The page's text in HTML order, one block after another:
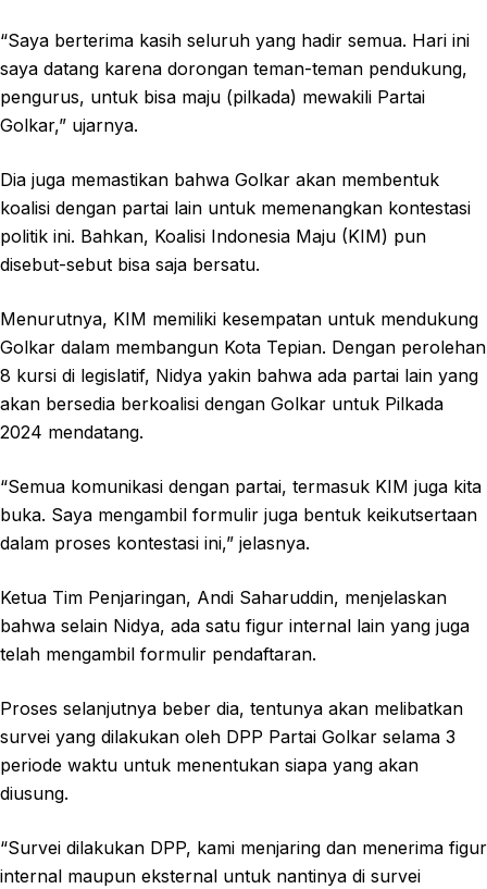
“Saya berterima kasih seluruh yang hadir semua. Hari ini
saya datang karena dorongan teman-teman pendukung,
pengurus, untuk bisa maju (pilkada) mewakili Partai
Golkar,” ujarnya.
Dia juga memastikan bahwa Golkar akan membentuk
koalisi dengan partai lain untuk memenangkan kontestasi
politik ini. Bahkan, Koalisi Indonesia Maju (KIM) pun
disebut-sebut bisa saja bersatu.
Menurutnya, KIM memiliki kesempatan untuk mendukung
Golkar dalam membangun Kota Tepian. Dengan perolehan
8 kursi di legislatif, Nidya yakin bahwa ada partai lain yang
akan bersedia berkoalisi dengan Golkar untuk Pilkada
2024 mendatang.
“Semua komunikasi dengan partai, termasuk KIM juga kita
buka. Saya mengambil formulir juga bentuk keikutsertaan
dalam proses kontestasi ini,” jelasnya.
Ketua Tim Penjaringan, Andi Saharuddin, menjelaskan
bahwa selain Nidya, ada satu figur internal lain yang juga
telah mengambil formulir pendaftaran.
Proses selanjutnya beber dia, tentunya akan melibatkan
survei yang dilakukan oleh DPP Partai Golkar selama 3
periode waktu untuk menentukan siapa yang akan
diusung.
“Survei dilakukan DPP, kami menjaring dan menerima figur
internal maupun eksternal untuk nantinya di survei